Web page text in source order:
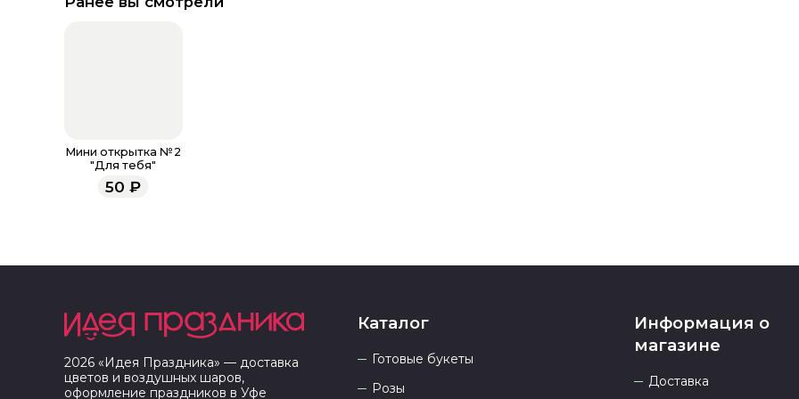
Мини открытка №2
"Для тебя"
50 ₽
2026 «Идея Праздника» — доставка
цветов и воздушных шаров,
оформление праздников в Уфе
Каталог
Готовые букеты
Розы
Информация о
магазине
Доставка